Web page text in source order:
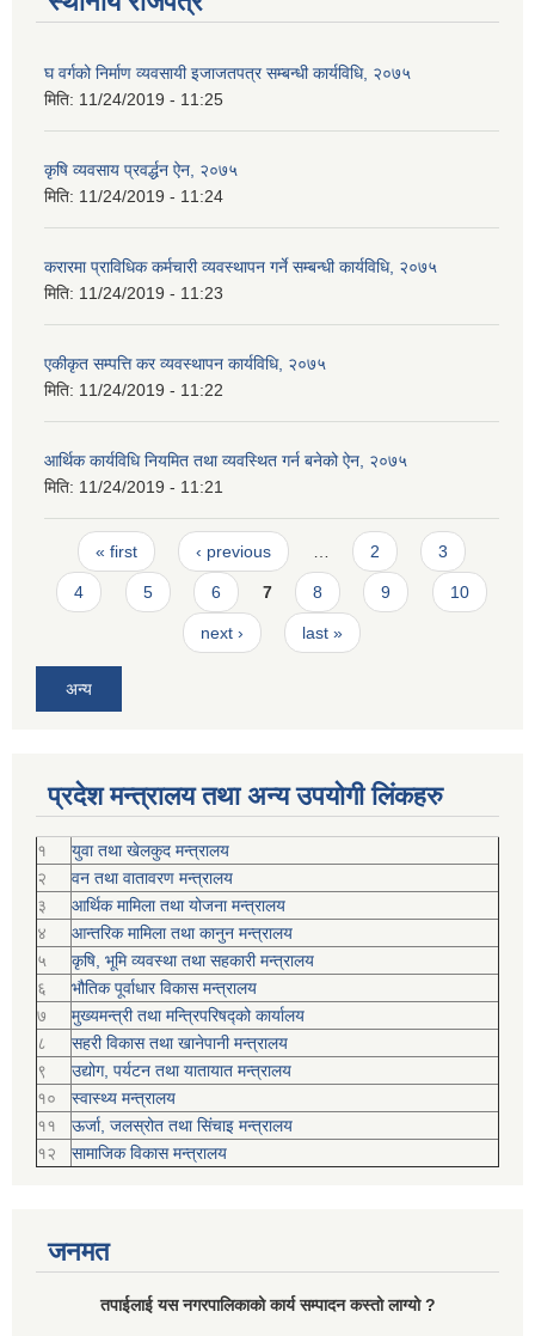
घ वर्गको निर्माण व्यवसायी इजाजतपत्र सम्बन्धी कार्यविधि, २०७५
मिति: 11/24/2019 - 11:25
कृषि व्यवसाय प्रवर्द्धन ऐन, २०७५
मिति: 11/24/2019 - 11:24
करारमा प्राविधिक कर्मचारी व्यवस्थापन गर्ने सम्बन्धी कार्यविधि, २०७५
मिति: 11/24/2019 - 11:23
एकीकृत सम्पत्ति कर व्यवस्थापन कार्यविधि, २०७५
मिति: 11/24/2019 - 11:22
आर्थिक कार्यविधि नियमित तथा व्यवस्थित गर्न बनेको ऐन, २०७५
मिति: 11/24/2019 - 11:21
Pages
« first ‹ previous … 2 3
4 5 6 7 8 9 10
next › last »
अन्य
प्रदेश मन्त्रालय तथा अन्य उपयोगी लिंकहरु
१
युवा तथा खेलकुद मन्त्रालय
२
वन तथा वातावरण मन्त्रालय
३
आर्थिक मामिला तथा योजना मन्त्रालय
४
आन्तरिक मामिला तथा कानुन मन्त्रालय
५
कृषि, भूमि व्यवस्था तथा सहकारी मन्त्रालय
६
भौतिक पूर्वाधार विकास मन्त्रालय
७
मुख्यमन्त्री तथा मन्त्रिपरिषद्को कार्यालय
८
सहरी विकास तथा खानेपानी मन्त्रालय
९
उद्योग, पर्यटन तथा यातायात मन्त्रालय
१०
स्वास्थ्य मन्त्रालय
११
ऊर्जा, जलस्रोत तथा सिंचाइ मन्त्रालय
१२
सामाजिक विकास मन्‍‍त्रालय
जनमत
तपाईलाई यस नगरपालिकाको कार्य सम्पादन कस्तो लाग्यो ?